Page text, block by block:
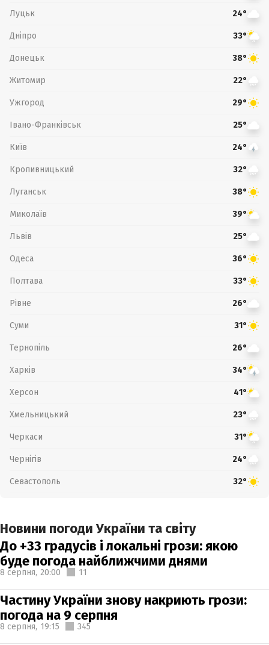
Луцьк 24°
Дніпро 33°
Донецьк 38°
Житомир 22°
Ужгород 29°
Івано-Франківськ 25°
Київ 24°
Кропивницький 32°
Луганськ 38°
Миколаїв 39°
Львів 25°
Одеса 36°
Полтава 33°
Рівне 26°
Суми 31°
Тернопіль 26°
Харків 34°
Херсон 41°
Хмельницький 23°
Черкаси 31°
Чернігів 24°
Севастополь 32°
Новини погоди України та світу
До +33 градусів і локальні грози: якою
буде погода найближчими днями
8 серпня, 20:00 11
Частину України знову накриють грози:
погода на 9 серпня
8 серпня, 19:15 345